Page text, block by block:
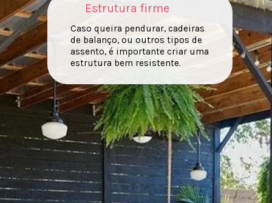
Estrutura firme
Caso queira pendurar, cadeiras
de balanço, ou outros tipos de
assento, é importante criar uma
estrutura bem resistente.